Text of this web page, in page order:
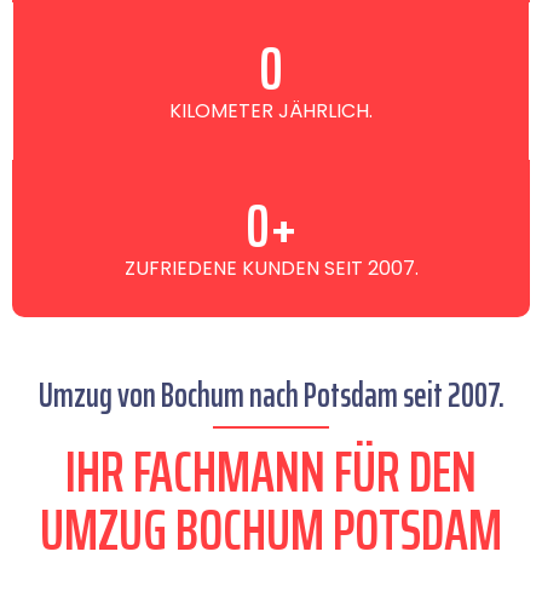
KILOMETER JÄHRLICH.
0
ZUFRIEDENE KUNDEN SEIT 2007.
0+
Umzug von Bochum nach Potsdam seit 2007.
IHR FACHMANN FÜR DEN
UMZUG BOCHUM POTSDAM